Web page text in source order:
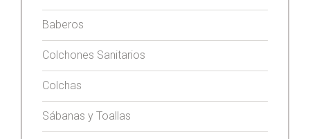
Baberos
Colchones Sanitarios
Colchas
Sábanas y Toallas